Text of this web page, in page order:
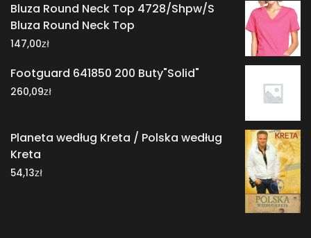
Bluza Round Neck Top 4728/Shpw/S
Bluza Round Neck Top
147,00zł
Footguard 641850 200 Buty"Solid"
260,09zł
Planeta według Kreta / Polska według
Kreta
54,13zł